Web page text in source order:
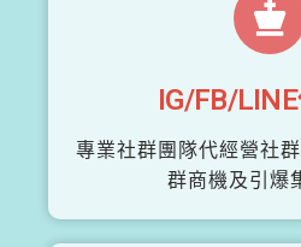
IG/FB/
專業社群團隊代經營社
群商機及引爆